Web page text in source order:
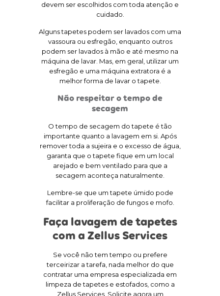
devem ser escolhidos com toda atenção e
cuidado.
Alguns tapetes podem ser lavados com uma
vassoura ou esfregão, enquanto outros
podem ser lavados à mão e até mesmo na
máquina de lavar. Mas, em geral, utilizar um
esfregão e uma máquina extratora é a
melhor forma de lavar o tapete.
Não respeitar o tempo de
secagem
O tempo de secagem do tapete é tão
importante quanto a lavagem em si. Após
remover toda a sujeira e o excesso de água,
garanta que o tapete fique em um local
arejado e bem ventilado para que a
secagem aconteça naturalmente.
Lembre-se que um tapete úmido pode
facilitar a proliferação de fungos e mofo.
Faça lavagem de tapetes
com a Zellus Services
Se você não tem tempo ou prefere
terceirizar a tarefa, nada melhor do que
contratar uma empresa especializada em
limpeza de tapetes e estofados, como a
Zellus Services. Solicite agora um